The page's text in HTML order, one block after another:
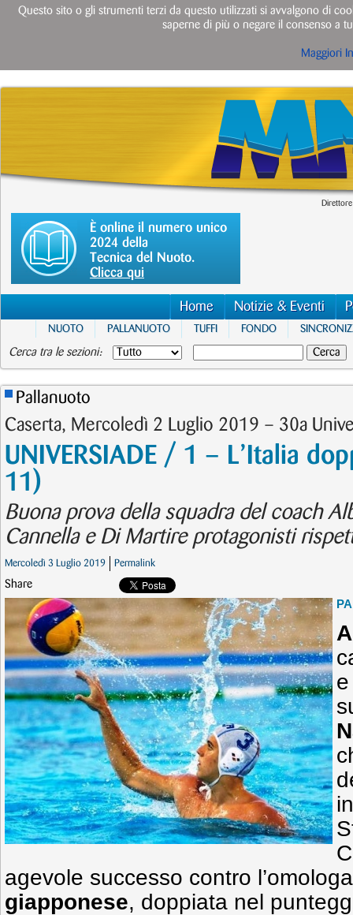
È online il numero unico
2024 della
Tecnica del Nuoto.
Clicca qui
Home Notizie & Eventi
NUOTO PALLANUOTO TUFFI FONDO
Cerca tra le sezioni:
Pallanuoto
Caserta, Mercoledì 2 Luglio 2019 – 30a
UNIVERSIADE / 1 – L’Italia
11)
Buona prova della squadra del coach
Cannella e Di Martire protagonisti
Mercoledì 3 Luglio 2019 Permalink
Share
agevole successo contro
giapponese, doppiata nel
Questo sito o gli strumenti terzi da questo utilizzati si avvalgono di
saperne di più o negare il consenso a
Maggiori